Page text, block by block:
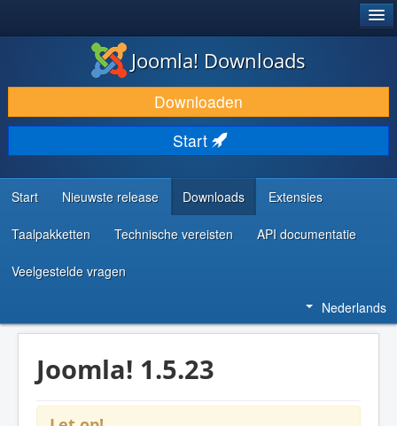
DOWNLOAD & BREID UIT
ONTDEK & LEER
COMMUNITY & ONDERSTEUNING
ONTWIKKELAARSBRONNEN
Joomla! Downloads
Downloaden
Start
Start Nieuwste release Downloads Extensies
Taalpakketten Technische vereisten API documentatie
Veelgestelde vragen
Nederlands
Joomla! 1.5.23